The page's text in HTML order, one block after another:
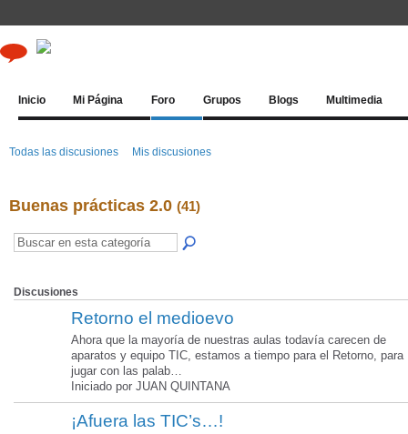
Inicio Mi Página Foro Grupos Blogs Multimedia
Todas las discusiones Mis discusiones
Buenas prácticas 2.0 (41)
Discusiones
Retorno el medioevo
Ahora que la mayoría de nuestras aulas todavía carecen de
aparatos y equipo TIC, estamos a tiempo para el Retorno, para
jugar con las palab…
Iniciado por JUAN QUINTANA
¡Afuera las TIC’s…!